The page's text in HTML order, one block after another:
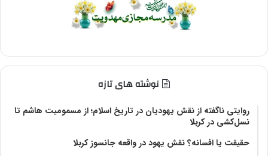
نوشته های تازه
روایتی ناگفته از نقش یهودیان در تاریخ اسلام؛ از مسمومیت هاشم تا
نسل‌کشی در کربلا
حقیقت یا افسانه؟‌ نقش یهود در واقعه جانسوز کربلا